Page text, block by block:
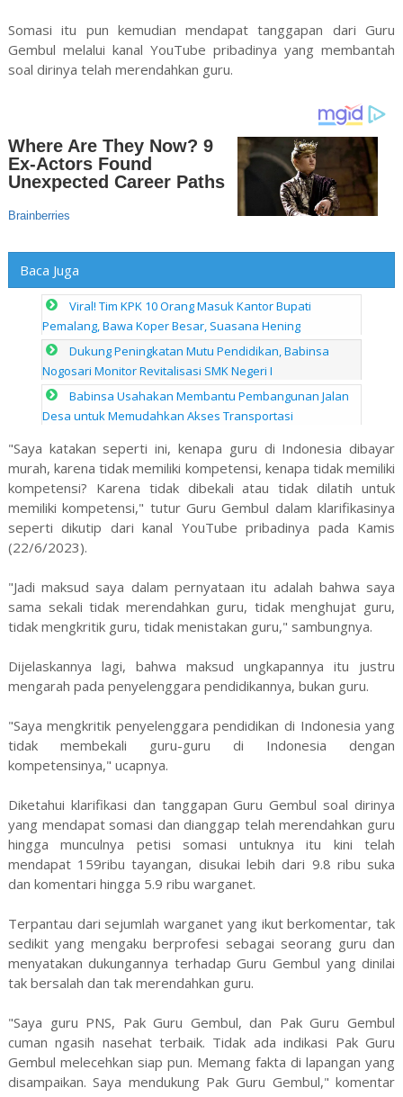
Somasi itu pun kemudian mendapat tanggapan dari Guru
Gembul melalui kanal YouTube pribadinya yang membantah
soal dirinya telah merendahkan guru.
Baca Juga
Viral! Tim KPK 10 Orang Masuk Kantor Bupati
Pemalang, Bawa Koper Besar, Suasana Hening
Dukung Peningkatan Mutu Pendidikan, Babinsa
Nogosari Monitor Revitalisasi SMK Negeri I
Babinsa Usahakan Membantu Pembangunan Jalan
Desa untuk Memudahkan Akses Transportasi
"Saya katakan seperti ini, kenapa guru di Indonesia dibayar
murah, karena tidak memiliki kompetensi, kenapa tidak memiliki
kompetensi? Karena tidak dibekali atau tidak dilatih untuk
memiliki kompetensi," tutur Guru Gembul dalam klarifikasinya
seperti dikutip dari kanal YouTube pribadinya pada Kamis
(22/6/2023).
"Jadi maksud saya dalam pernyataan itu adalah bahwa saya
sama sekali tidak merendahkan guru, tidak menghujat guru,
tidak mengkritik guru, tidak menistakan guru," sambungnya.
Dijelaskannya lagi, bahwa maksud ungkapannya itu justru
mengarah pada penyelenggara pendidikannya, bukan guru.
"Saya mengkritik penyelenggara pendidikan di Indonesia yang
tidak membekali guru-guru di Indonesia dengan
kompetensinya," ucapnya.
Diketahui klarifikasi dan tanggapan Guru Gembul soal dirinya
yang mendapat somasi dan dianggap telah merendahkan guru
hingga munculnya petisi somasi untuknya itu kini telah
mendapat 159ribu tayangan, disukai lebih dari 9.8 ribu suka
dan komentari hingga 5.9 ribu warganet.
Terpantau dari sejumlah warganet yang ikut berkomentar, tak
sedikit yang mengaku berprofesi sebagai seorang guru dan
menyatakan dukungannya terhadap Guru Gembul yang dinilai
tak bersalah dan tak merendahkan guru.
"Saya guru PNS, Pak Guru Gembul, dan Pak Guru Gembul
cuman ngasih nasehat terbaik. Tidak ada indikasi Pak Guru
Gembul melecehkan siap pun. Memang fakta di lapangan yang
disampaikan. Saya mendukung Pak Guru Gembul," komentar